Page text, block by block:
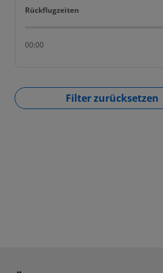
Rückflugzeiten
Rückflugzeiten
00:00
Filter zurücksetzen